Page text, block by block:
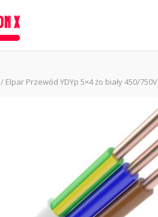
/ Elpar Przewód YDYp 5×4 żo biały 450/750V